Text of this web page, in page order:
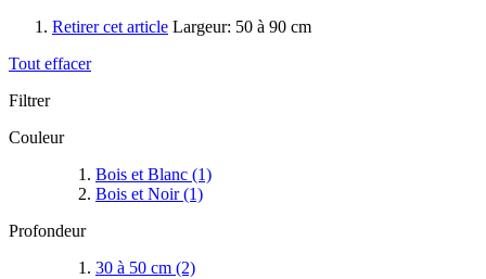
Retirer cet article Largeur: 50 à 90 cm
Tout effacer
Filtrer
Couleur
Bois et Blanc (1)
Bois et Noir(1)
Profondeur
30 à 50 cm (2)